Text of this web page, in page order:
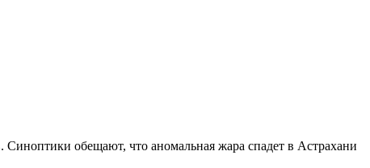
обещают, что аномальная жара спадет в Астрахани